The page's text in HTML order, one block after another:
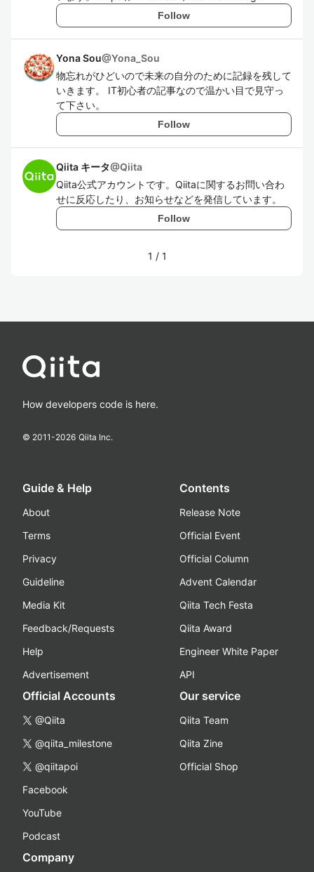
Follow
Yona Sou@Yona_Sou
物忘れがひどいので未来の自分のために記録を残して
いきます。 IT初心者の記事なので温かい目で見守っ
て下さい。
Follow
Qiita キータ@Qiita
Qiita公式アカウントです。Qiitaに関するお問い合わ
せに反応したり、お知らせなどを発信しています。
Follow
1 / 1
How developers code is here.
© 2011-2026 Qiita Inc.
Guide & Help
About
Terms
Privacy
Guideline
Media Kit
Feedback/Requests
Help
Advertisement
Contents
Release Note
Official Event
Official Column
Advent Calendar
Qiita Tech Festa
Qiita Award
Engineer White Paper
API
Official Accounts
@Qiita
@qiita_milestone
@qiitapoi
Facebook
YouTube
Podcast
Our service
Qiita Team
Qiita Zine
Official Shop
Company